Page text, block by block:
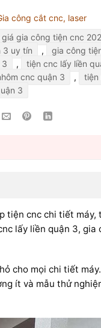
công cắt cnc, laser
giá gia công tiện cnc
3 uy tín
, gia công
3
, tiện cnc lấy liền
cnc quận 3 , tiện
3
cnc chi tiết
lấy liền quận 3,
cho mọi chi tiết
ít và mẫu thử